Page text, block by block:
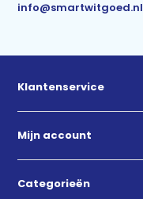
info@smartwitgoed.nl
Klantenservice
Mijn account
Categorieën